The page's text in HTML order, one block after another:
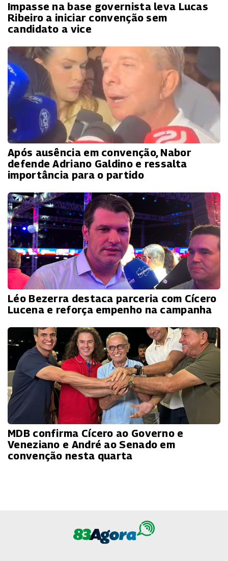
Impasse na base governista leva Lucas
Ribeiro a iniciar convenção sem
candidato a vice
Após ausência em convenção, Nabor
defende Adriano Galdino e ressalta
importância para o partido
Léo Bezerra destaca parceria com Cícero
Lucena e reforça empenho na campanha
MDB confirma Cícero ao Governo e
Veneziano e André ao Senado em
convenção nesta quarta